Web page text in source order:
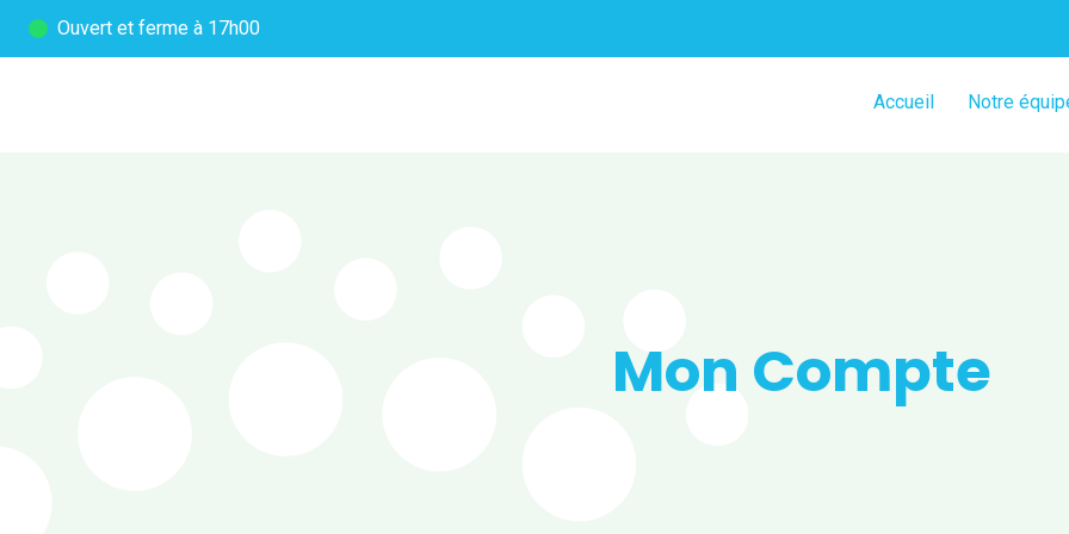
Ouvert et ferme à 17h00
Accueil Notre
Mon Compte